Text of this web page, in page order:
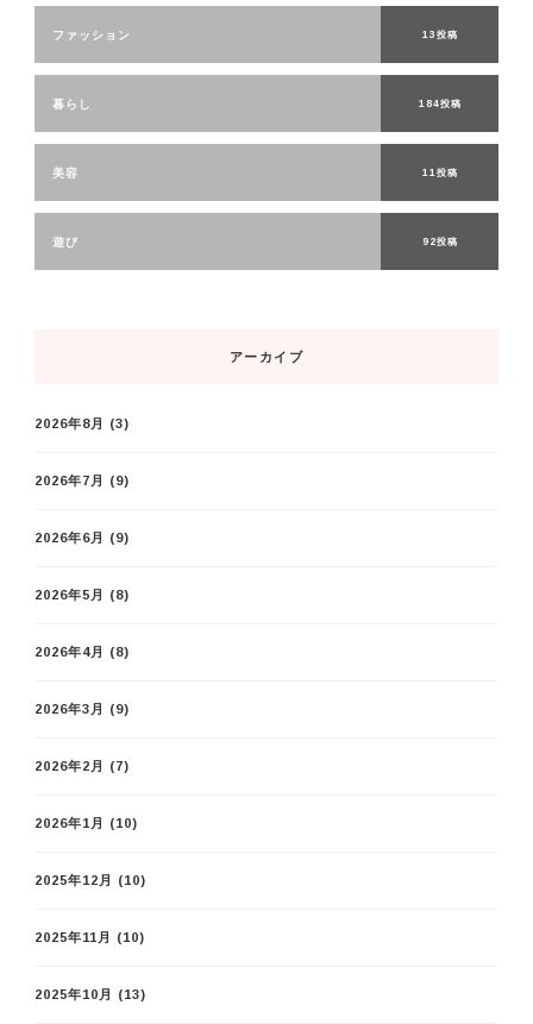
ファッション 13投稿
暮らし 184投稿
美容 11投稿
遊び 92投稿
アーカイブ
2026年8月 (3)
2026年7月 (9)
2026年6月 (9)
2026年5月 (8)
2026年4月 (8)
2026年3月 (9)
2026年2月 (7)
2026年1月 (10)
2025年12月 (10)
2025年11月 (10)
2025年10月 (13)